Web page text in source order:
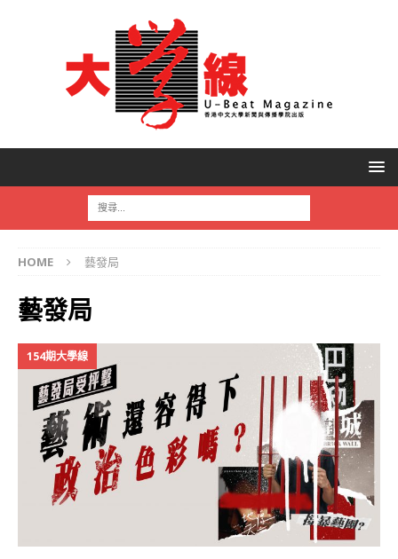
HOME 藝發局
藝發局
154期大學線